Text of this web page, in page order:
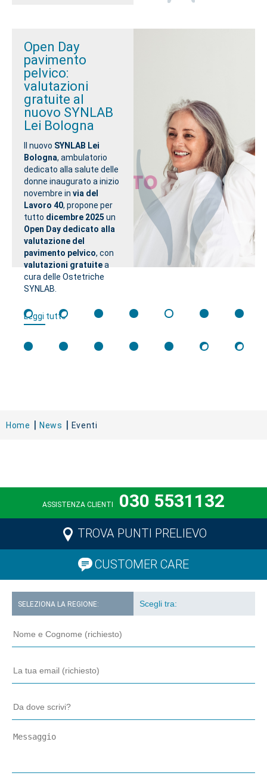
Open Day
pavimento
pelvico:
valutazioni
gratuite al
nuovo SYNLAB
Lei Bologna
Il nuovo SYNLAB Lei
Bologna, ambulatorio
dedicato alla salute delle
donne inaugurato a inizio
novembre in via del
Lavoro 40, propone per
tutto dicembre 2025 un
Open Day dedicato alla
valutazione del
pavimento pelvico, con
valutazioni gratuitea
cura delle Ostetriche
SYNLAB.
Leggi tutto
Home News Eventi
ASSISTENZA CLIENTI 030 5531132
TROVA PUNTI PRELIEVO
CUSTOMER CARE
SELEZIONA LA REGIONE: